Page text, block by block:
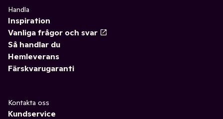
Handla
Inspiration
Vanliga frågor och svar
Så handlar du
Hemleverans
Färskvarugaranti
Kontakta oss
Kundservice